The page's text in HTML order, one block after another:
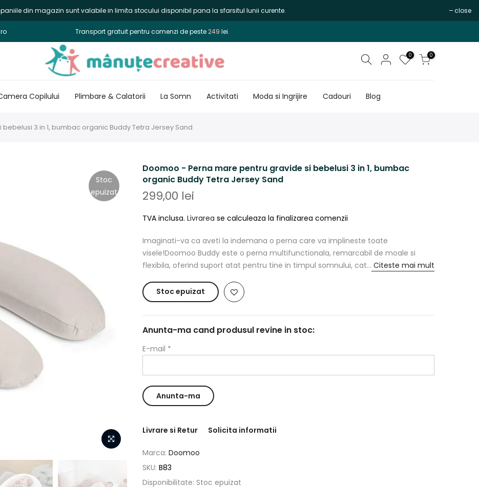
din magazin sunt valabile in limita stocului disponibil pana la sfarsitul lunii curente. close
Transport gratuit pentru comenzi de peste249 lei.
0 0
Copilului Plimbare & Calatorii La Somn Activitati Moda si Ingrijire Cadouri Blog
3 in 1, bumbac organic Buddy Tetra Jersey Sand
Stoc
epuizat
Doomoo - Perna mare pentru gravide si bebelusi 3 in 1, bumbac
organic Buddy Tetra Jersey Sand
299,00 lei
TVA inclusa. Livrarea se calculeaza la finalizarea comenzii
Imaginati-va ca aveti la indemana o perna care va implineste toate
visele!Doomoo Buddy este o perna multifunctionala, remarcabil de moale si
flexibila, oferind suport atat pentru tine in timpul somnului, cat... Citeste mai mult
Stoc epuizat
Anunta-ma cand produsul revine in stoc:
E-mail *
Livrare si Retur Solicita informatii
Marca: Doomoo
SKU: B83
Disponibilitate: Stoc epuizat